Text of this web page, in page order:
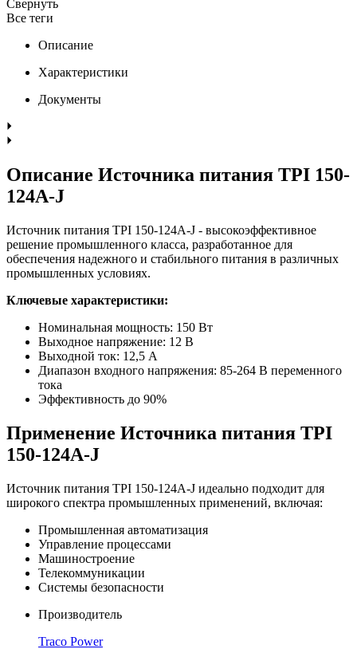
Свернуть
Все теги
Описание
Характеристики
Документы
Описание Источника питания TPI 150-
124A-J
Источник питания TPI 150-124A-J - высокоэффективное
решение промышленного класса, разработанное для
обеспечения надежного и стабильного питания в различных
промышленных условиях.
Ключевые характеристики:
Номинальная мощность: 150 Вт
Выходное напряжение: 12 В
Выходной ток: 12,5 А
Диапазон входного напряжения: 85-264 В переменного
тока
Эффективность до 90%
Применение Источника питания TPI
150-124A-J
Источник питания TPI 150-124A-J идеально подходит для
широкого спектра промышленных применений, включая:
Промышленная автоматизация
Управление процессами
Машиностроение
Телекоммуникации
Системы безопасности
Производитель
Traco Power